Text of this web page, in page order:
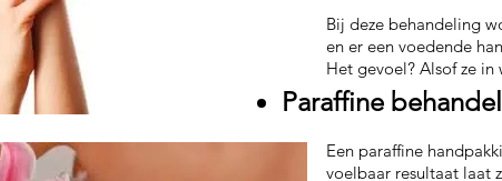
Bij deze behandeling
en er een voedende
Het gevoel? Alsof ze
Paraffine
Een paraffine
voelbaar resultaat laat